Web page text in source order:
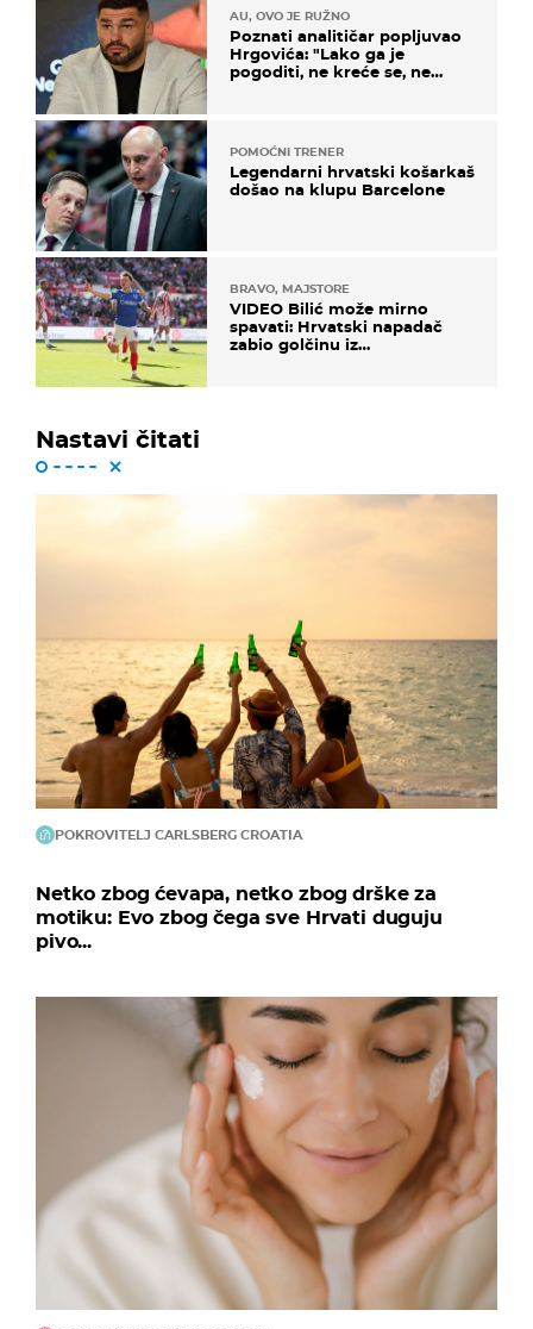
AU, OVO JE RUŽNO
Poznati analitičar popljuvao
Hrgovića: "Lako ga je
pogoditi, ne kreće se, ne
POMOĆNI TRENER
Legendarni hrvatski košarkaš
došao na klupu Barcelone
BRAVO, MAJSTORE
VIDEO Bilić može mirno
spavati: Hrvatski napadač
zabio golčinu iz
Nastavi čitati
POKROVITELJ CARLSBERG CROATIA
Netko zbog ćevapa, netko zbog drške za
motiku: Evo zbog čega sve Hrvati duguju
pivo...